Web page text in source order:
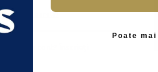
Ai uitat parola?
Poate